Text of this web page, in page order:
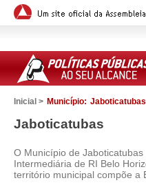
Inicial > Município: Jaboticatubas
Jaboticatubas
O Município de
Intermediária de RI Belo
território municipal compõe a